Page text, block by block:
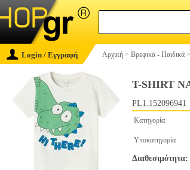
Login / Εγγραφή Αρχική > Βρεφικά - Παιδικά >
T-SHIRT
PL1.152096941
Κατηγορία
Υποκατηγορία